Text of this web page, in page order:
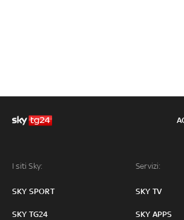
I siti Sky:
SKY SPORT
SKY TG24
Servizi:
SKY TV
SKY APPS